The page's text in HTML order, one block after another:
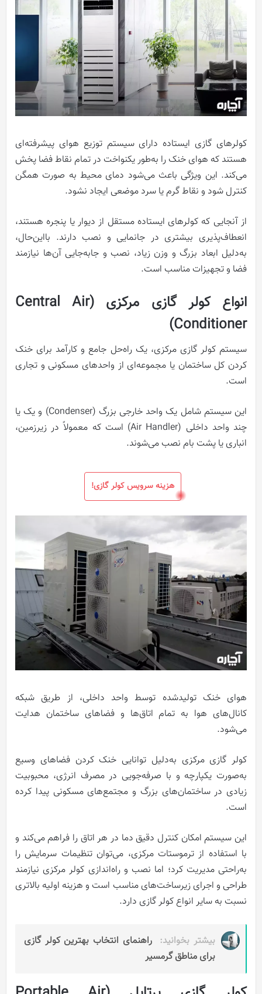
کولرهای گازی ایستاده دارای سیستم توزیع هوای پیشرفته‌ای
هستند که هوای خنک را به‌طور یکنواخت در تمام نقاط فضا پخش
می‌کند. این ویژگی باعث می‌شود دمای محیط به صورت همگن
کنترل شود و نقاط گرم یا سرد موضعی ایجاد نشود.
از آنجایی که کولرهای ایستاده مستقل از دیوار یا پنجره هستند،
انعطاف‌پذیری بیشتری در جانمایی و نصب دارند. بااین‌حال،
به‌دلیل ابعاد بزرگ و وزن زیاد، نصب و جابه‌جایی آن‌ها نیازمند
فضا و تجهیزات مناسب است.
انواع کولر گازی مرکزی (Central Air
Conditioner)
سیستم کولر گازی مرکزی، یک راه‌حل جامع و کارآمد برای خنک
کردن کل ساختمان یا مجموعه‌ای از واحدهای مسکونی و تجاری
است.
این سیستم شامل یک واحد خارجی بزرگ (Condenser) و یک یا
چند واحد داخلی (Air Handler) است که معمولاً در زیرزمین،
انباری یا پشت بام نصب می‌شوند.
هزینه سرویس کولر گازی!
هوای خنک تولیدشده توسط واحد داخلی، از طریق شبکه
کانال‌های هوا به تمام اتاق‌ها و فضاهای ساختمان هدایت
می‌شود.
کولر گازی مرکزی به‌دلیل توانایی خنک کردن فضاهای وسیع
به‌صورت یکپارچه و با صرفه‌جویی در مصرف انرژی، محبوبیت
زیادی در ساختمان‌های بزرگ و مجتمع‌های مسکونی پیدا کرده
است.
این سیستم امکان کنترل دقیق دما در هر اتاق را فراهم می‌کند و
با استفاده از ترموستات مرکزی، می‌توان تنظیمات سرمایش را
به‌راحتی مدیریت کرد؛ اما نصب و راه‌اندازی کولر مرکزی نیازمند
طراحی و اجرای زیرساخت‌های مناسب است و هزینه اولیه بالاتری
نسبت به سایر انواع کولر گازی دارد.
بیشتر بخوانید: راهنمای انتخاب بهترین کولر گازی
برای مناطق گرمسیر